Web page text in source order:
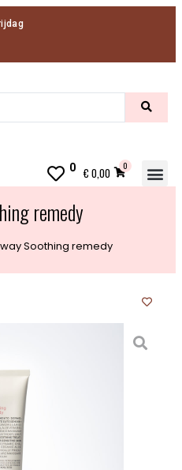
0 € 0,00 0
remedy
Soothing remedy